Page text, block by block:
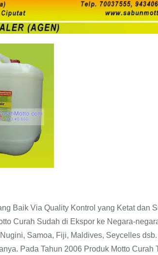
Baik Via Quality Kontrol yang Ketat dan
Curah Sudah di Ekspor ke Negara-
Samoa, Fiji, Maldives, Seycelles
Pada Tahun 2006 Produk Motto Curah